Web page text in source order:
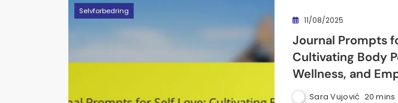
Selvforbedring
11/08/2025
Journal Prompts
Cultivating Body
Wellness, and
Sara Vujović 20 mins